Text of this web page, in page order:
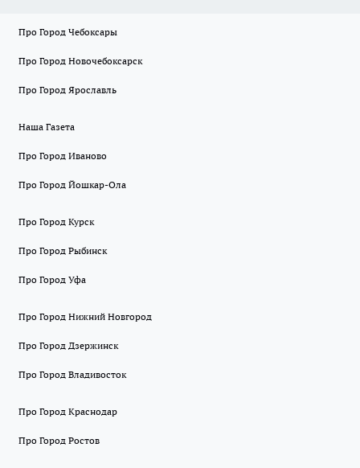
Про Город Чебоксары
Про Город Новочебоксарск
Про Город Ярославль
Наша Газета
Про Город Иваново
Про Город Йошкар-Ола
Про Город Курск
Про Город Рыбинск
Про Город Уфа
Про Город Нижний Новгород
Про Город Дзержинск
Про Город Владивосток
Про Город Краснодар
Про Город Ростов